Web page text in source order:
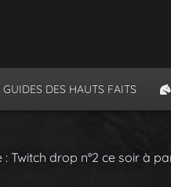
GUIDES DES HAUTS FAITS
Twitch drop n°2 ce soir à